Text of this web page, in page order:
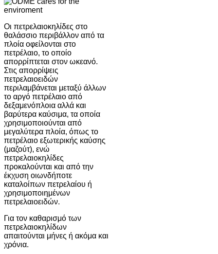
Οι πετρελαιοκηλίδες στο
θαλάσσιο περιβάλλον από τα
πλοία οφείλονται στο
πετρέλαιο, το οποίο
απορρίπτεται στον ωκεανό.
Στις απορρίψεις
πετρελαιοειδών
περιλαμβάνεται μεταξύ άλλων
το αργό πετρέλαιο από
δεξαμενόπλοια αλλά και
βαρύτερα καύσιμα, τα οποία
χρησιμοποιούνται από
μεγαλύτερα πλοία, όπως το
πετρέλαιο εξωτερικής καύσης
(μαζούτ), ενώ
πετρελαιοκηλίδες
προκαλούνται και από την
έκχυση οιωνδήποτε
καταλοίπων πετρελαίου ή
χρησιμοποιημένων
πετρελαιοειδών.
Για τον καθαρισμό των
πετρελαιοκηλίδων
απαιτούνται μήνες ή ακόμα και
χρόνια.